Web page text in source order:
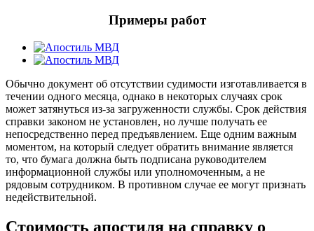
Примеры работ
Обычно документ об отсутствии судимости изготавливается в
течении одного месяца, однако в некоторых случаях срок
может затянуться из-за загруженности службы. Срок действия
справки законом не установлен, но лучше получать ее
непосредственно перед предъявлением. Еще одним важным
моментом, на который следует обратить внимание является
то, что бумага должна быть подписана руководителем
информационной службы или уполномоченным, а не
рядовым сотрудником. В противном случае ее могут признать
недействительной.
Стоимость апостиля на справку о